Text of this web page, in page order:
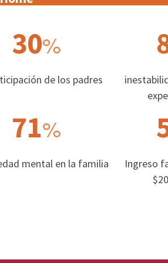
30%
de los padres
71%
mental en la familia
Ingreso